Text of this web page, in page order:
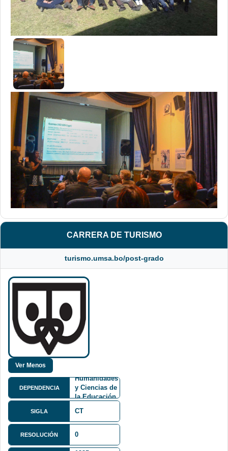
CARRERA DE TURISMO
turismo.umsa.bo/post-grado
DEPENDENCIA
Humanidades
y Ciencias de
la Educación
SIGLA CT
RESOLUCIÓN 0
Avenida
Villazón No.